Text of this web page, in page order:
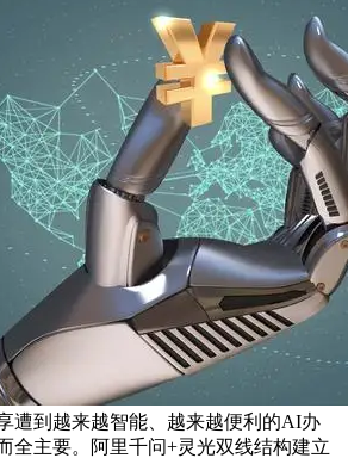
遭到越来越智能、越来越便利的AI办
全主要。阿里千问+灵光双线结构建立